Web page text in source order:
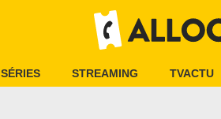
SÉRIES STREAMING TVACTU